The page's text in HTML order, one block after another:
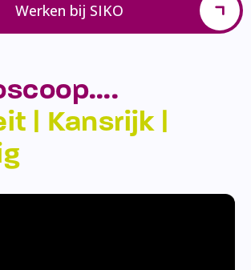
Werken bij SIKO
| Kansrijk |